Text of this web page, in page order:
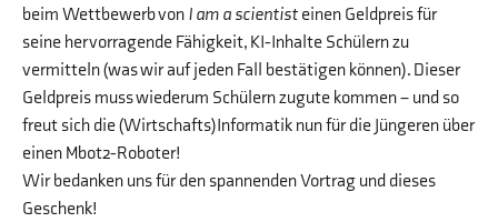
beim Wettbewerb von I am a scientist einen Geldpreis für
seine hervorragende Fähigkeit, KI-Inhalte Schülern zu
vermitteln (was wir auf jeden Fall bestätigen können). Dieser
Geldpreis muss wiederum Schülern zugute kommen – und so
freut sich die (Wirtschafts)Informatik nun für die Jüngeren über
einen Mbot2-Roboter!
Wir bedanken uns für den spannenden Vortrag und dieses
Geschenk!